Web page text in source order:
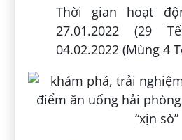
Thời gian hoạt
27.01.2022 (29
04.02.2022 (Mùng 4